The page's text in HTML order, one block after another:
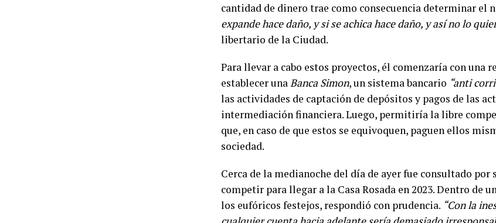
cantidad de dinero trae como consecuencia determinar el
expande hace daño, y si se achica hace daño, y así no lo
libertario de la Ciudad.
Para llevar a cabo estos proyectos, él comenzaría con una
establecer unaBanca Simon, un sistema bancario “anti
las actividades de captación de depósitos y pagos de las
intermediación financiera. Luego, permitiría la libre
que, en caso de que estos se equivoquen, paguen ellos
sociedad.
Cerca de la medianoche del día de ayer fue consultado por
competir para llegar a la Casa Rosada en 2023. Dentro de
los eufóricos festejos, respondió con prudencia. “Con la